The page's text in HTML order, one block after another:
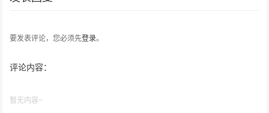
要发表评论，您必须先登录。
评论内容：
暂无内容~